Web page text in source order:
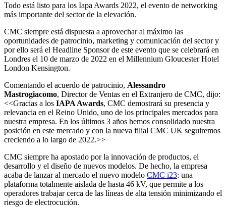
Todo está listo para los Iapa Awards 2022, el evento de networking
más importante del sector de la elevación.
CMC siempre está dispuesta a aprovechar al máximo las
oportunidades de patrocinio, marketing y comunicación del sector y
por ello será el Headline Sponsor de este evento que se celebrará en
Londres el 10 de marzo de 2022 en el Millennium Gloucester Hotel
London Kensington.
Comentando el acuerdo de patrocinio, Alessandro
Mastrogiacomo, Director de Ventas en el Extranjero de CMC, dijo:
<<Gracias a los IAPA Awards, CMC demostrará su presencia y
relevancia en el Reino Unido, uno de los principales mercados para
nuestra empresa. En los últimos 3 años hemos consolidado nuestra
posición en este mercado y con la nueva filial CMC UK seguiremos
creciendo a lo largo de 2022.>>
CMC siempre ha apostado por la innovación de productos, el
desarrollo y el diseño de nuevos modelos. De hecho, la empresa
acaba de lanzar al mercado el nuevo modelo CMC i23: una
plataforma totalmente aislada de hasta 46 kV, que permite a los
operadores trabajar cerca de las líneas de alta tensión minimizando el
riesgo de electrocución.